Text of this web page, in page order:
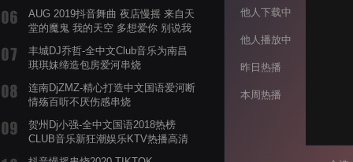
AUG 2019抖音舞曲 夜店慢摇 来自天
堂的魔鬼 我的天空 多想爱你 别说我
丰城DJ乔哲-全中文Club音乐为南昌
琪琪妹缔造包房爱河串烧
连南DjZMZ-精心打造中文国语爱河断
情殇百听不厌伤感串烧
贺州Dj小强-全中文国语2018热榜
CLUB音乐新狂潮娱乐KTV热播高清
他人下载中
他人播放中
昨日热播
本周热播